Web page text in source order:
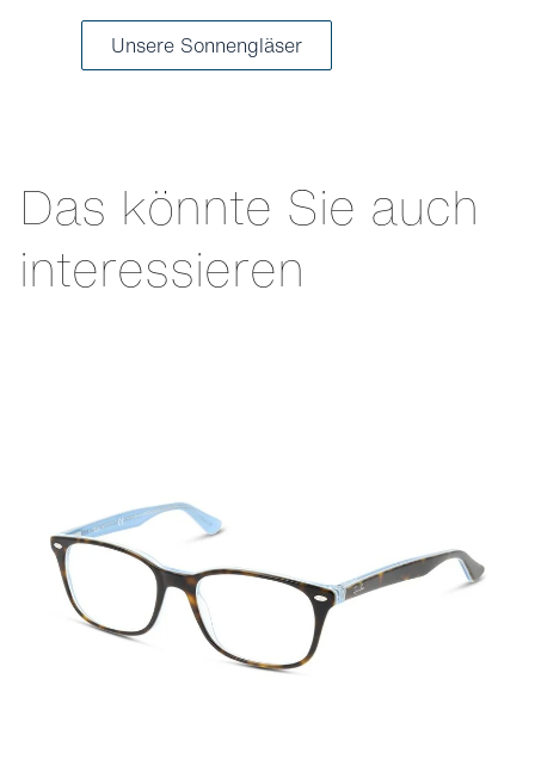
Unsere Sonnengläser
Das könnte Sie auch
interessieren